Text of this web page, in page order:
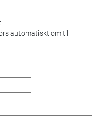
automatiskt om till